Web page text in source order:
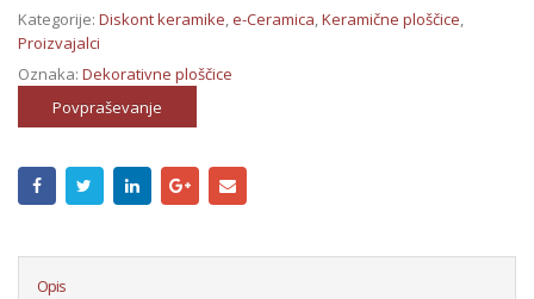
Kategorije: Diskont keramike,e-Ceramica,Keramične ploščice,
Proizvajalci
Oznaka: Dekorativne ploščice
Povpraševanje
Opis